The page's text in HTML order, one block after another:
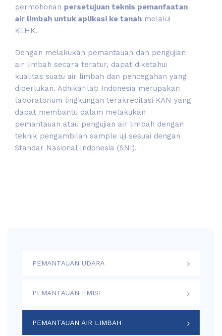
permohonan persetujuan teknis pemanfaatan
air limbah untuk aplikasi ke tanah melalui
KLHK.
Dengan melakukan pemantauan dan pengujian
air limbah secara teratur, dapat diketahui
kualitas suatu air limbah dan pencegahan yang
diperlukan. Adhikarilab Indonesia merupakan
laboratorium lingkungan terakreditasi KAN yang
dapat membantu dalam melakukan
pemantauan atau pengujian air limbah dengan
teknik pengambilan sample uji sesuai dengan
Standar Nasional Indonesia (SNI).
PEMANTAUAN UDARA
PEMANTAUAN EMISI
PEMANTAUAN AIR LIMBAH